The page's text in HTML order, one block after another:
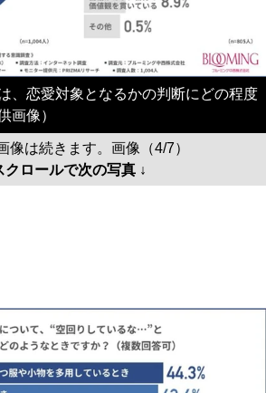
、恋愛対象となるかの判断にどの程度
画像）
像は続きます。画像（4/7）
クロールで次の写真 ↓